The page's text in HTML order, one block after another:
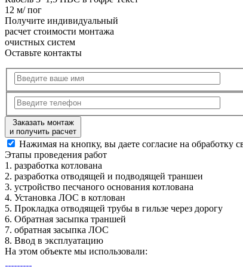
12 м/ пог
Получите индивидуальный
расчет стоимости монтажа
очистных систем
Оставьте контакты
Заказать монтаж
и получить расчет
Нажимая на кнопку, вы даете согласие на обработку
Этапы проведения работ
1. разработка котлована
2. разработка отводящей и подводящей траншеи
3. устройство песчаного основания котлована
4. Установка ЛОС в котлован
5. Прокладка отводящей трубы в гильзе через дорогу
6. Обратная засыпка траншей
7. обратная засыпка ЛОС
8. Ввод в эксплуатацию
На этом объекте мы использовали: